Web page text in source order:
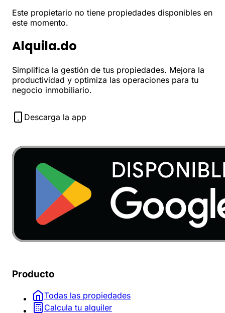
Este propietario no tiene propiedades disponibles en
este momento.
Alquila.do
Simplifica la gestión de tus propiedades. Mejora la
productividad y optimiza las operaciones para tu
negocio inmobiliario.
Descarga la app
Producto
Todas las propiedades
Calcula tu alquiler